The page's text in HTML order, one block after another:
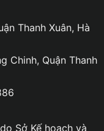
Thanh Xuân, Hà
Chinh, Quận Thanh
Sở Kế hoạch và